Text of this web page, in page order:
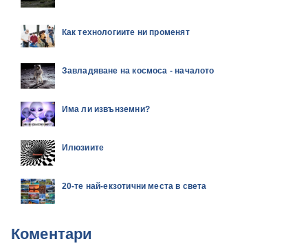
Как технологиите ни променят
Завладяване на космоса - началото
Има ли извънземни?
Илюзиите
20-те най-екзотични места в света
Коментари